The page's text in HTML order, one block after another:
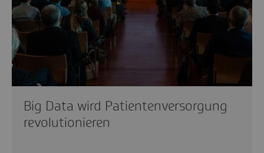
Big Data wird Patientenversorgung
revolutionieren